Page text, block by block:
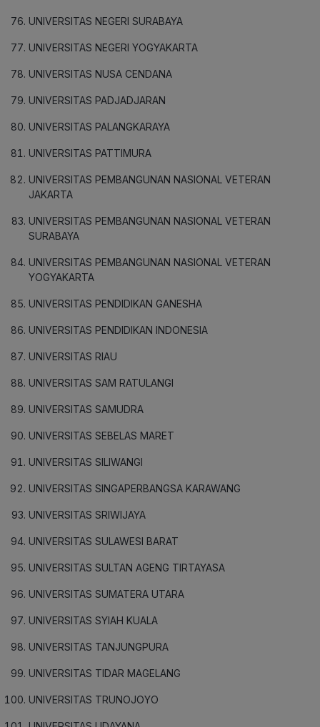
UNIVERSITAS NEGERI SURABAYA
UNIVERSITAS NEGERI YOGYAKARTA
UNIVERSITAS NUSA CENDANA
UNIVERSITAS PADJADJARAN
UNIVERSITAS PALANGKARAYA
UNIVERSITAS PATTIMURA
UNIVERSITAS PEMBANGUNAN NASIONAL VETERAN
JAKARTA
UNIVERSITAS PEMBANGUNAN NASIONAL VETERAN
SURABAYA
UNIVERSITAS PEMBANGUNAN NASIONAL VETERAN
YOGYAKARTA
UNIVERSITAS PENDIDIKAN GANESHA
UNIVERSITAS PENDIDIKAN INDONESIA
UNIVERSITAS RIAU
UNIVERSITAS SAM RATULANGI
UNIVERSITAS SAMUDRA
UNIVERSITAS SEBELAS MARET
UNIVERSITAS SILIWANGI
UNIVERSITAS SINGAPERBANGSA KARAWANG
UNIVERSITAS SRIWIJAYA
UNIVERSITAS SULAWESI BARAT
UNIVERSITAS SULTAN AGENG TIRTAYASA
UNIVERSITAS SUMATERA UTARA
UNIVERSITAS SYIAH KUALA
UNIVERSITAS TANJUNGPURA
UNIVERSITAS TIDAR MAGELANG
UNIVERSITAS TRUNOJOYO